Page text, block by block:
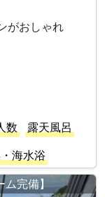
がおしゃれ
数
露天風呂
海水浴
ム完備】